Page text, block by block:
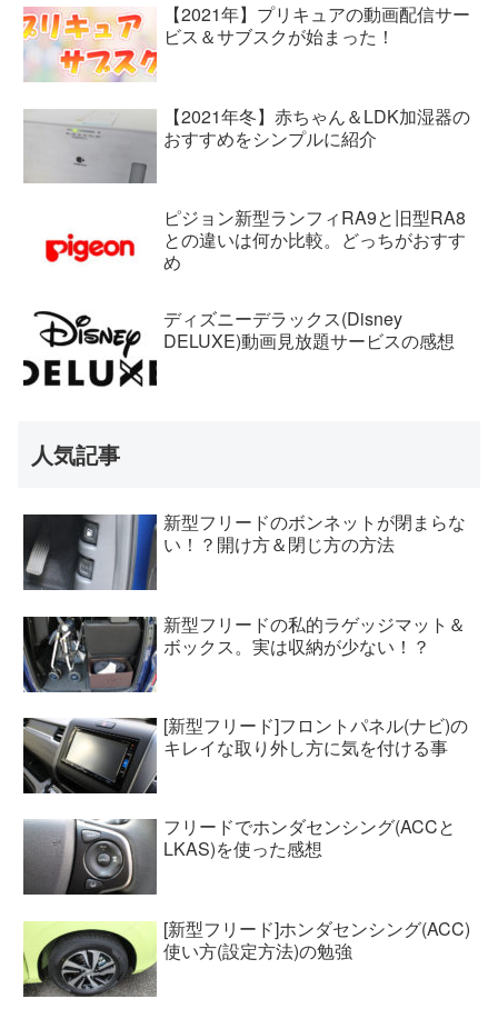
【2021年】プリキュアの動画配信サー
ビス＆サブスクが始まった！
【2021年冬】赤ちゃん＆LDK加湿器の
おすすめをシンプルに紹介
ピジョン新型ランフィRA9と旧型RA8
との違いは何か比較。どっちがおすす
め
ディズニーデラックス(Disney
DELUXE)動画見放題サービスの感想
人気記事
新型フリードのボンネットが閉まらな
い！？開け方＆閉じ方の方法
新型フリードの私的ラゲッジマット＆
ボックス。実は収納が少ない！？
[新型フリード]フロントパネル(ナビ)の
キレイな取り外し方に気を付ける事
フリードでホンダセンシング(ACCと
LKAS)を使った感想
[新型フリード]ホンダセンシング(ACC)
使い方(設定方法)の勉強